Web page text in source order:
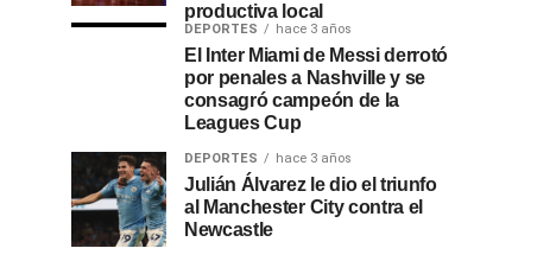
productiva local
DEPORTES hace 3 años
El Inter Miami de Messi derrotó
por penales a Nashville y se
consagró campeón de la
Leagues Cup
DEPORTES hace 3 años
Julián Álvarez le dio el triunfo
al Manchester City contra el
Newcastle